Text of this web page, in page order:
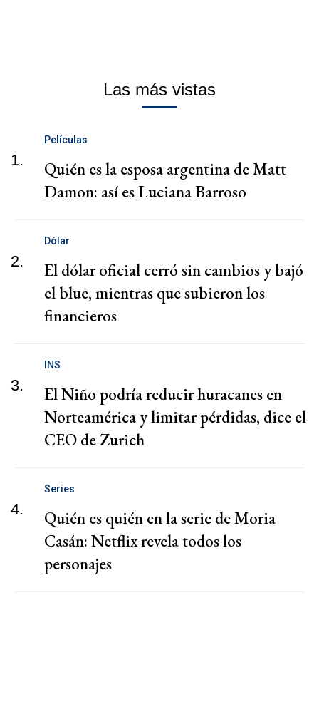
Las más vistas
1.
Películas
Quién es la esposa argentina de Matt
Damon: así es Luciana Barroso
2.
Dólar
El dólar oficial cerró sin cambios y bajó
el blue, mientras que subieron los
financieros
3.
INS
El Niño podría reducir huracanes en
Norteamérica y limitar pérdidas, dice el
CEO de Zurich
4.
Series
Quién es quién en la serie de Moria
Casán: Netflix revela todos los
personajes